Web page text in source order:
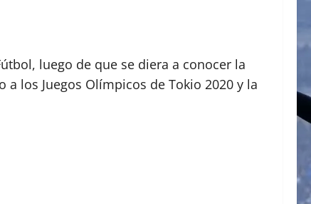
luego de que se diera a conocer la
los Juegos Olímpicos de Tokio 2020 y la